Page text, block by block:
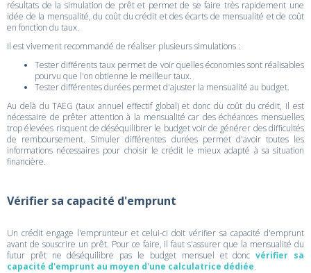
résultats de la simulation de prêt et permet de se faire très rapidement une
idée de la mensualité, du coût du crédit et des écarts de mensualité et de coût
en fonction du taux.
Il est vivement recommandé de réaliser plusieurs simulations :
Tester différents taux permet de voir quelles économies sont réalisables
pourvu que l'on obtienne le meilleur taux.
Tester différentes durées permet d'ajuster la mensualité au budget.
Au delà du TAEG (taux annuel effectif global) et donc du coût du crédit, il est
nécessaire de prêter attention à la mensualité car des échéances mensuelles
trop élevées risquent de déséquilibrer le budget voir de générer des difficultés
de remboursement. Simuler différentes durées permet d'avoir toutes les
informations nécessaires pour choisir le crédit le mieux adapté à sa situation
financière.
Vérifier sa capacité d'emprunt
Un crédit engage l'emprunteur et celui-ci doit vérifier sa capacité d'emprunt
avant de souscrire un prêt. Pour ce faire, il faut s'assurer que la mensualité du
futur prêt ne déséquilibre pas le budget mensuel et doncvérifier sa
capacité d'emprunt au moyen d'une calculatrice dédiée.